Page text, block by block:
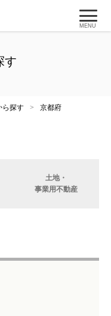
MENU
す
ら探す > 京都府
土地・
事業用不動産